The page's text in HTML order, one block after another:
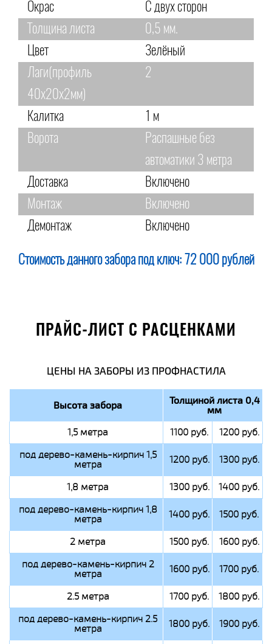
Окрас
С двух сторон
Толщина листа
0,5 мм.
Цвет
Зелёный
Лаги(профиль
40х20х2мм)
2
Калитка
1 м
Ворота
Распашные без
автоматики 3 метра
Доставка
Включено
Монтаж
Включено
Демонтаж
Включено
Стоимость данного забора под ключ: 72 000 рублей
ПРАЙС-ЛИСТ С РАСЦЕНКАМИ
ЦЕНЫ НА ЗАБОРЫ ИЗ ПРОФНАСТИЛА
Высота забора Толщиной листа 0,4
мм
1,5 метра 1100 руб.
1200 руб.
под дерево-камень-кирпич 1,5
метра 1200 руб. 1300 руб.
1,8 метра 1300 руб.
1400 руб.
под дерево-камень-кирпич 1,8
метра 1400 руб. 1500 руб.
2 метра 1500 руб.
1600 руб.
под дерево-камень-кирпич 2
метра 1600 руб. 1700 руб.
2.5 метра 1700 руб.
1800 руб.
под дерево-камень-кирпич 2.5
метра 1800 руб. 1900 руб.